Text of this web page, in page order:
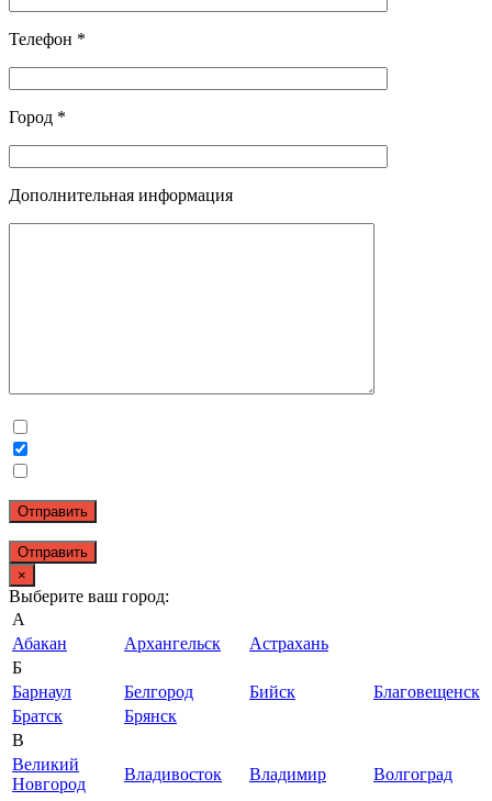
Телефон *
Город *
Дополнительная информация
Отправить
×
Выберите ваш город:
А
Абакан
Архангельск
Астрахань
Б
Барнаул
Белгород Бийск
Благовещенск
Братск
Брянск
В
Великий
Новгород
Владивосток Владимир
Волгоград